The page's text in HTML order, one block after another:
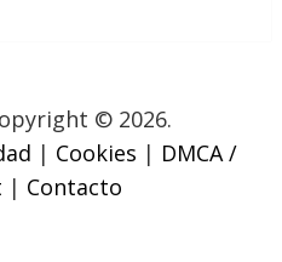
© 2026.
| Cookies | DMCA /
| Contacto